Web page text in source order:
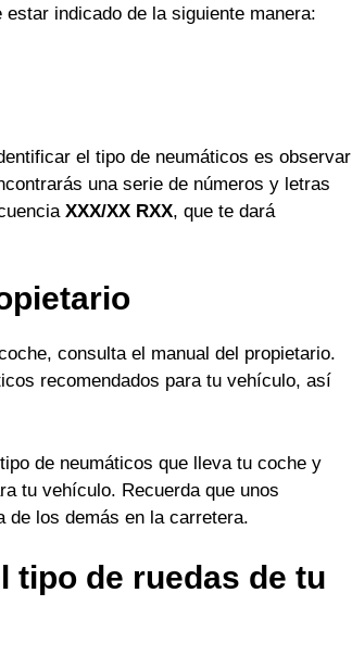
indicado de la siguiente manera:
el tipo de neumáticos es observar
una serie de números y letras
XXX/XX RXX, que te dará
consulta el manual del propietario.
recomendados para tu vehículo, así
de neumáticos que lleva tu coche y
tu vehículo. Recuerda que unos
de los demás en la carretera.
tipo de ruedas de tu